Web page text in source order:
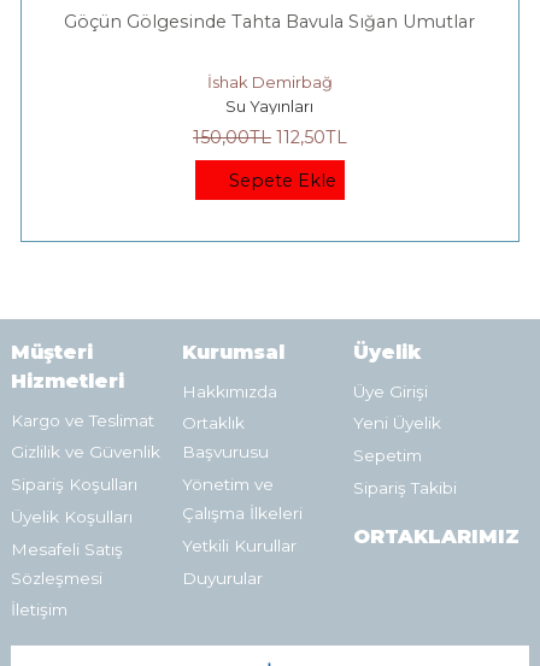
Göçün Gölgesinde Tahta Bavula Sığan Umutlar
İshak Demirbağ
Su Yayınları
150,00TL 112,50TL
Sepete Ekle
Müşteri
Hizmetleri
Kargo ve Teslimat
Gizlilik ve Güvenlik
Sipariş Koşulları
Üyelik Koşulları
Mesafeli Satış
Sözleşmesi
İletişim
Kurumsal
Hakkımızda
Ortaklık
Başvurusu
Yönetim ve
Çalışma İlkeleri
Yetkili Kurullar
Duyurular
Üyelik
Üye Girişi
Yeni Üyelik
Sepetim
Sipariş Takibi
ORTAKLARIMIZ